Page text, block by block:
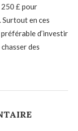
£ pour
Surtout en ces
d’investir
des